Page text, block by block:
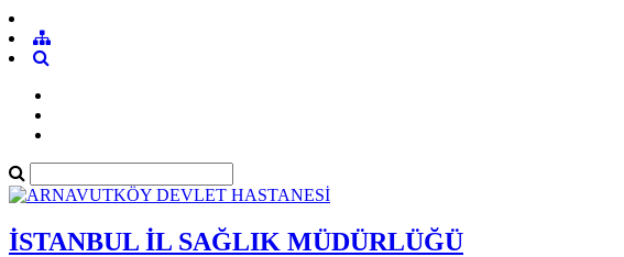
İSTANBUL İL SAĞLIK MÜDÜRLÜĞÜ